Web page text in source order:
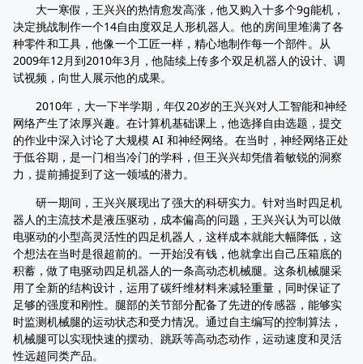
大一寒假，王兴兴的热情愈发高涨，他又购入十多个9g能机，
决定挑战制作一个14自由度双足人形机器人。他的房间里堆满了各
种零件和工具，他像一个工匠一样，精心地制作每一个部件。从
2009年12月到2010年3月，他陆续上传多个双足机器人的设计、调
试视频，向世人展示他的成果。
2010年，大一下半学期，年仅20岁的王兴兴对人工智能和神经
网络产生了浓厚兴趣。在计算机基础课上，他选择自由选题，提交
的作业中深入讨论了大规模 AI 和神经网络。在当时，神经网络正处
于低谷期，是一门相当冷门的学科，但王兴兴却凭借着敏锐的洞察
力，提前捕捉到了这一领域的潜力。
研一期间，王兴兴展现出了强大的科研实力。针对当时四足机
器人的主流技术是液压驱动，成本偏高的问题，王兴兴认为可以做
电驱动的小型高灵活性的四足机器人，这样成本就能大幅降低，这
个想法在当时是很超前的。一开始没有钱，他就拿出自己压箱底的
积蓄，做了电驱动四足机器人的一条高动态机械腿。这条机械腿采
用了全新的结构设计，运用了碳纤维材料来减轻重量，同时保证了
足够的强度和刚性。腿部的关节部分配备了先进的传感器，能够实
时监测机械腿的运动状态和受力情况。通过自主编写的控制算法，
机械腿可以实现快速的摆动、跳跃等高动态动作，运动速度和灵活
性远超同类产品。